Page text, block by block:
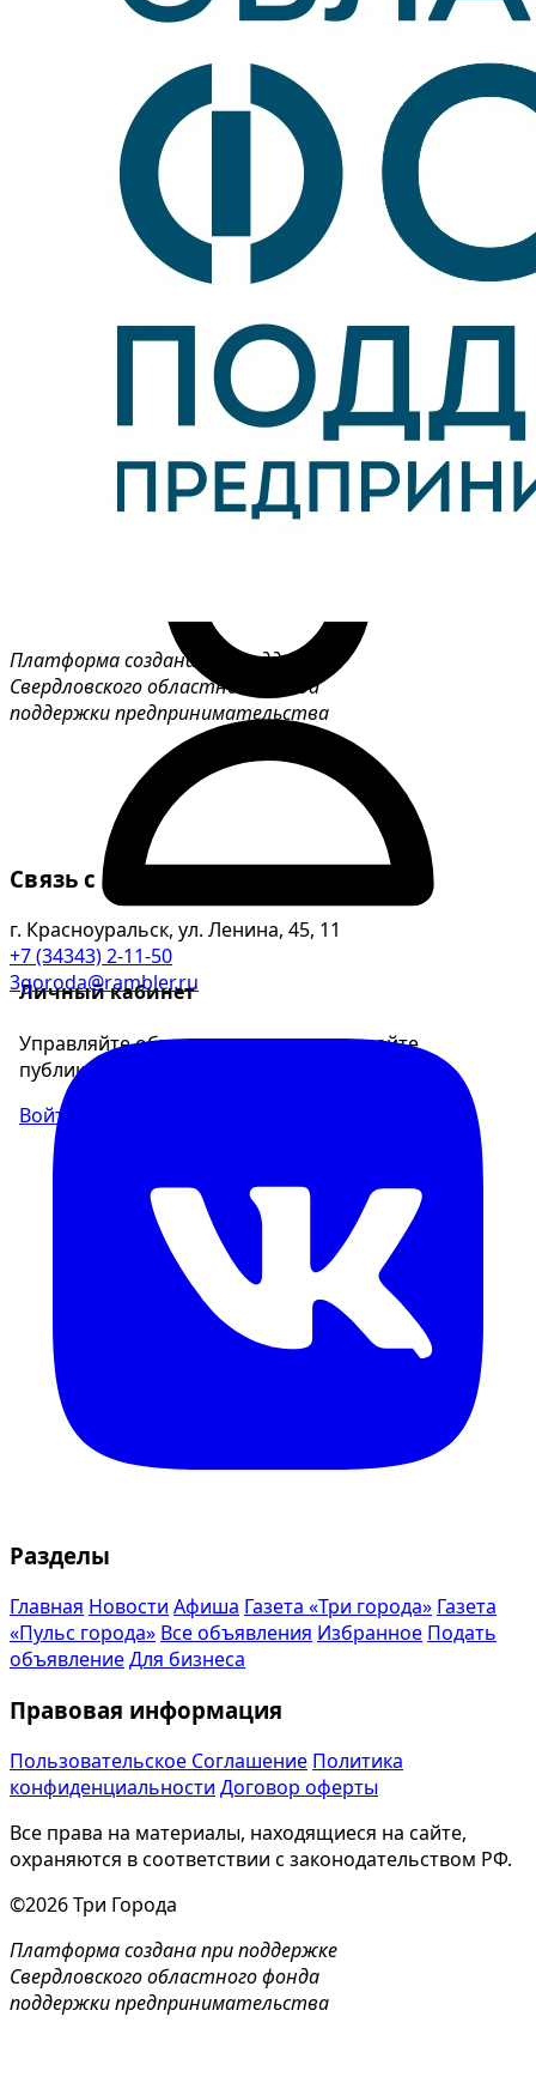
Личный кабинет
Управляйте объявлениями, отслеживайте
публикации и получайте сообщения
Войти или зарегистрироваться
Платформа создана при поддержке
Свердловского областного фонда
поддержки предпринимательства
Связь с нами
г. Красноуральск, ул. Ленина, 45, 11
+7 (34343) 2-11-50
3goroda@rambler.ru
Разделы
Главная Новости Афиша Газета «Три города» Газета
«Пульс города» Все объявления Избранное Подать
объявлениеДля бизнеса
Правовая информация
Пользовательское Соглашение Политика
конфиденциальности Договор оферты
Все права на материалы, находящиеся на сайте,
охраняются в соответствии с законодательством РФ.
©2026 Три Города
Платформа создана при поддержке
Свердловского областного фонда
поддержки предпринимательства